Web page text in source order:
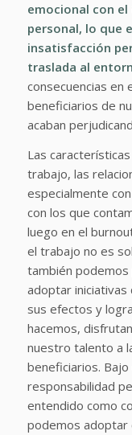
emocional con
personal, lo que
insatisfacción
traslada al
consecuencias en
beneficiarios de
acaban
Las
trabajo, las
especialmente
con los que
luego en el
el trabajo no es
también podemos
adoptar iniciativas
sus efectos y
hacemos,
nuestro talento a
beneficiarios.
responsabilidad
entendido como
podemos adoptar